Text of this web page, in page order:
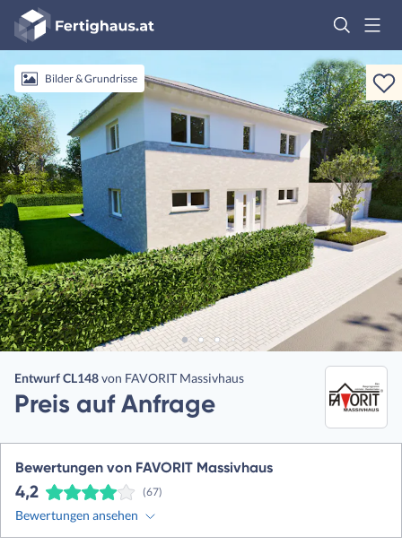
Fertighaus
Logo
AnmeldenBilder & Grundrisse
Entwurf CL148von FAVORIT Massivhaus
Preis auf Anfrage
Bewertungen von FAVORIT Massivhaus
4,2 (67)
Bewertungen ansehen